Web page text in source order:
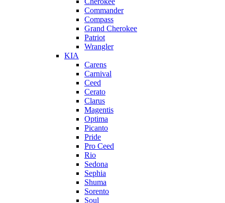
Commander
Compass
Grand Cherokee
Patriot
Wrangler
KIA
Carens
Carnival
Ceed
Cerato
Clarus
Magentis
Optima
Picanto
Pride
Pro Ceed
Rio
Sedona
Sephia
Shuma
Sorento
Soul